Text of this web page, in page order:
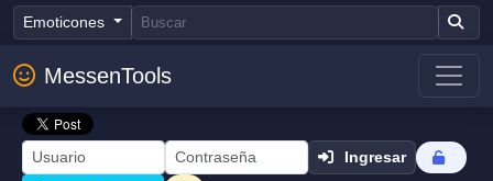
Emoticones
MessenTools
Ingresar